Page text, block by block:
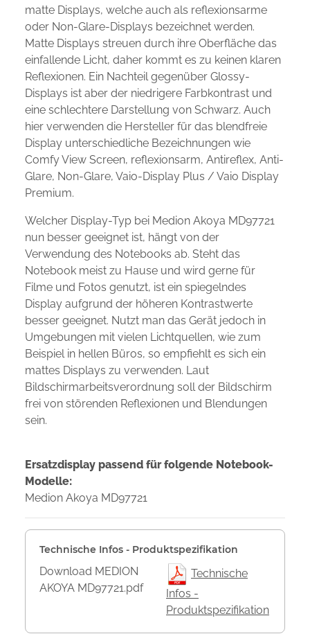
matte Displays, welche auch als reflexionsarme
oder Non-Glare-Displays bezeichnet werden.
Matte Displays streuen durch ihre Oberfläche das
einfallende Licht, daher kommt es zu keinen klaren
Reflexionen. Ein Nachteil gegenüber Glossy-
Displays ist aber der niedrigere Farbkontrast und
eine schlechtere Darstellung von Schwarz. Auch
hier verwenden die Hersteller für das blendfreie
Display unterschiedliche Bezeichnungen wie
Comfy View Screen, reflexionsarm, Antireflex, Anti-
Glare, Non-Glare, Vaio-Display Plus / Vaio Display
Premium.
Welcher Display-Typ bei Medion Akoya MD97721
nun besser geeignet ist, hängt von der
Verwendung des Notebooks ab. Steht das
Notebook meist zu Hause und wird gerne für
Filme und Fotos genutzt, ist ein spiegelndes
Display aufgrund der höheren Kontrastwerte
besser geeignet. Nutzt man das Gerät jedoch in
Umgebungen mit vielen Lichtquellen, wie zum
Beispiel in hellen Büros, so empfiehlt es sich ein
mattes Displays zu verwenden. Laut
Bildschirmarbeitsverordnung soll der Bildschirm
frei von störenden Reflexionen und Blendungen
sein.
Ersatzdisplay passend für folgende Notebook-
Modelle:
Medion Akoya MD97721
Technische Infos - Produktspezifikation
Download MEDION
AKOYA MD97721.pdf
Technische
Infos -
Produktspezifikation